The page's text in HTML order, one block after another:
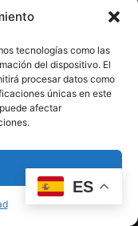
tecnologías como las
del dispositivo. El
procesar datos como
únicas en este
afectar
ES